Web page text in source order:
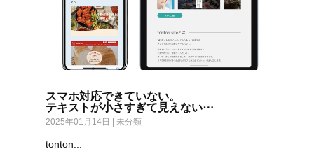
スマホ対応できていない。
テキストが小さすぎて見えない⋯
2025年01月14日 未分類
tonton...